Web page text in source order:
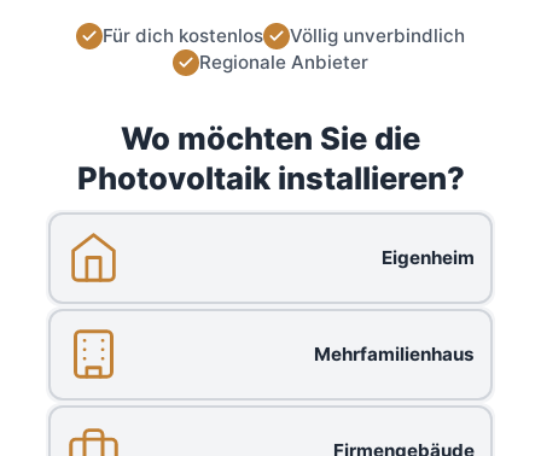
Für dich kostenlos
Völlig unverbindlich
Regionale Anbieter
Wo möchten Sie die
Photovoltaik installieren?
Eigenheim
Mehrfamilienhaus
Firmengebäude